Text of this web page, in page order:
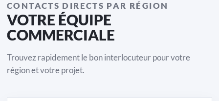
CONTACTS DIRECTS PAR RÉGION
VOTRE ÉQUIPE
COMMERCIALE
Trouvez rapidement le bon interlocuteur pour votre
région et votre projet.